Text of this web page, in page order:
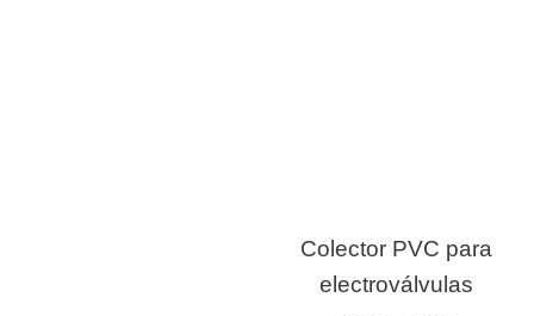
Colector PVC para
electroválvulas